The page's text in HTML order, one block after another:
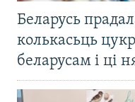
Беларусь
колькасьць
беларусам і ці